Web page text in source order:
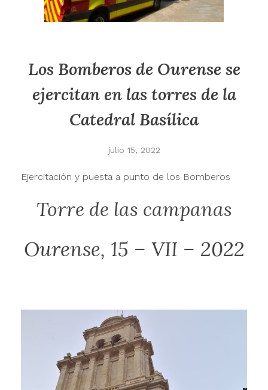
Los Bomberos de Ourense se
ejercitan en las torres de la
Catedral Basílica
julio 15, 2022
Ejercitación y puesta a punto de los Bomberos
Torre de las campanas
Ourense, 15 – VII – 2022